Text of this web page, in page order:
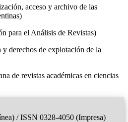
acceso y archivo de las
para el Análisis de Revistas)
y derechos de explotación de la
de revistas académicas en ciencias
/ ISSN 0328-4050 (Impresa)